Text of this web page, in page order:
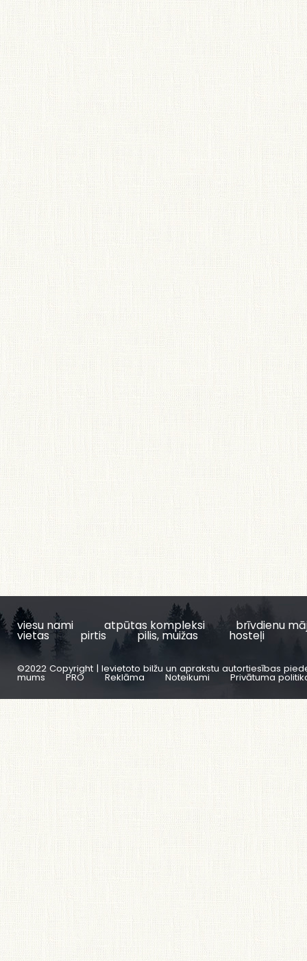
viesu nami atpūtas kompleksi brīvdienu
vietas pirtis pilis, muižas hosteļi
©2022 Copyright | Ievietoto bilžu un aprakstu autortiesības
mums PRO Reklāma Noteikumi Privātuma